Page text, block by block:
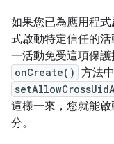
如果您已為應用程
式啟動特定信任的
一活動免受這項保
onCreate() 方法
這樣一來，您就能
分。